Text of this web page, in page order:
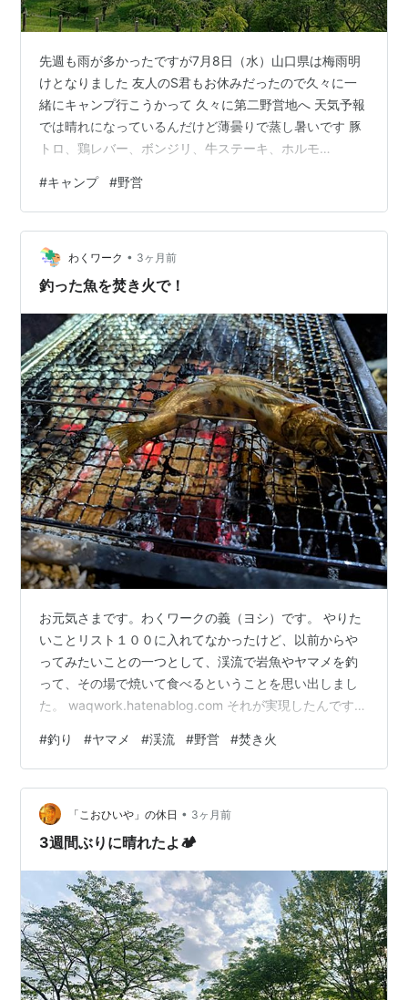
先週も雨が多かったですが7月8日（水）山口県は梅雨明
けとなりました 友人のS君もお休みだったので久々に一
緒にキャンプ行こうかって 久々に第二野営地へ 天気予報
では晴れになっているんだけど薄曇りで蒸し暑いです 豚
トロ、鶏レバー、ボンジリ、牛ステーキ、ホルモ
マンチックに星空を眺めて・・・と言いたいところです
が～ 「うぇ～い、もう食えんっ！」 の図 （そもそも曇
り空で星も見えやしない） お互い若い頃はメチャメチャ
食べていました なのででキャンプ中食べ物が無くなるの
がひもじい いつも食い切れんくなるのについつい持って
#キャンプ #野営
わくワーク • 3ヶ月前
釣った魚を焚き火で！
お元気さまです。わくワークの義（ヨシ）です。 やりた
いことリスト１００に入れてなかったけど、以前からや
ってみたいことの一つとして、渓流で岩魚やヤマメを釣
って、その場で焼いて食べるということを思い出しまし
た。 waqwork.hatenablog.com それが実現したんです！
かったので逃しました。 串はダイソーで買っておきまし
た。 あれっ、刺し方が逆かな？ とりあえずバイオライト
でお湯を沸かしながら、漏れ出る火で炙ってみます。 バ
イオライトは、USB充電もできるし、ファンが回って燃
焼効率をあげるので、よく燃えて気持ちいいです。
#釣り #ヤマメ #渓流 #野営 #焚き火
「こおひいや」の休日 • 3ヶ月前
3週間ぶりに晴れたよ🏕️